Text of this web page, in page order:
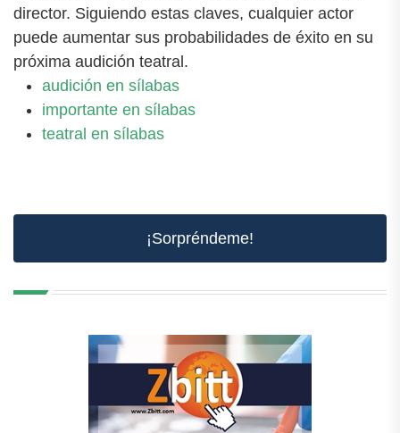
director. Siguiendo estas claves, cualquier actor
puede aumentar sus probabilidades de éxito en su
próxima audición teatral.
audición en sílabas
importante en sílabas
teatral en sílabas
¡Sorpréndeme!